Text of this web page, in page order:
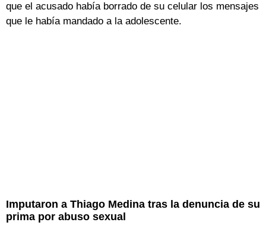
que el acusado había borrado de su celular los mensajes
que le había mandado a la adolescente.
Imputaron a Thiago Medina tras la denuncia de su
prima por abuso sexual